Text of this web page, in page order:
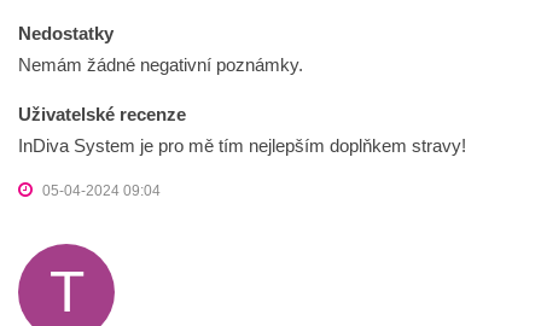
Nedostatky
Nemám žádné negativní poznámky.
Uživatelské recenze
InDiva System je pro mě tím nejlepším doplňkem stravy!
05-04-2024 09:04
T